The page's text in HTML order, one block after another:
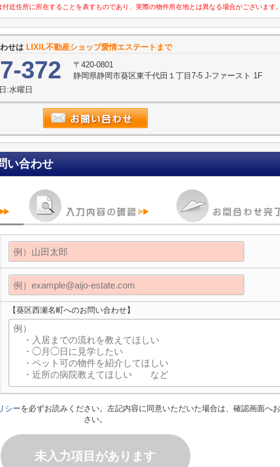
近住所に所在することを表すものであり、実際の物件所在地とは異なる場合がございます。
せは LIXIL不動産ショップ愛情エステートまで
372
〒420-0801
静岡県静岡市葵区東千代田１丁目7-5 J-ファースト 1F
:水曜日
い合わせ
【葵区西瀬名町へのお問い合わせ】
シーを必ずお読みください。左記内容に同意いただいた場合は、確認画面へ
さい。
未入力項目があります